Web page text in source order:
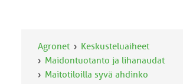
Agronet
Keskusteluaiheet
Maidontuotanto ja lihanaudat
Maitotiloilla syvä ahdinko